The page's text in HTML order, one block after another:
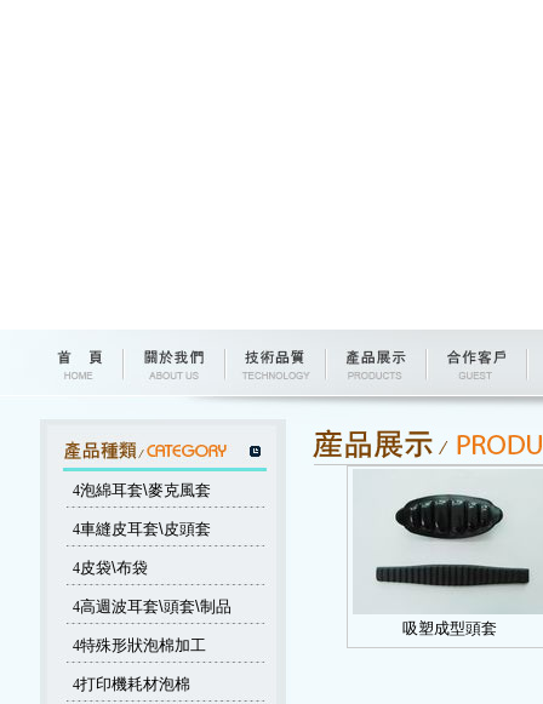
4泡綿耳套\麥克風套
4車縫皮耳套\皮頭套
4皮袋\布袋
4高週波耳套\頭套\制品
4特殊形狀泡棉加工
4打印機耗材泡棉
吸塑成型頭套